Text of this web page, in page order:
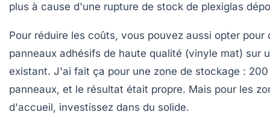
plus à cause d'une rupture de stock de plexiglas
Pour réduire les coûts, vous pouvez aussi opter pour
panneaux adhésifs de haute qualité (vinyle mat) sur
existant. J'ai fait ça pour une zone de stockage : 200
panneaux, et le résultat était propre. Mais pour les
d'accueil, investissez dans du solide.